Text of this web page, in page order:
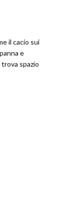
il cacio sui
e
spazio